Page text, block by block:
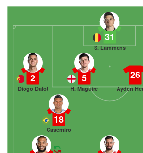
31
S. Lammens
26
Ayden
5
H. Maguire
2
Diogo Dalot
18
Casemiro